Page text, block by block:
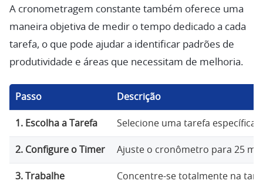
A cronometragem constante também oferece uma
maneira objetiva de medir o tempo dedicado a cada
tarefa, o que pode ajudar a identificar padrões de
produtividade e áreas que necessitam de melhoria.
Passo Descrição
1. Escolha a Tarefa Selecione uma tarefa
2. Configure o Timer Ajuste o cronômetro para 25
3. Trabalhe Concentre-se totalmente na